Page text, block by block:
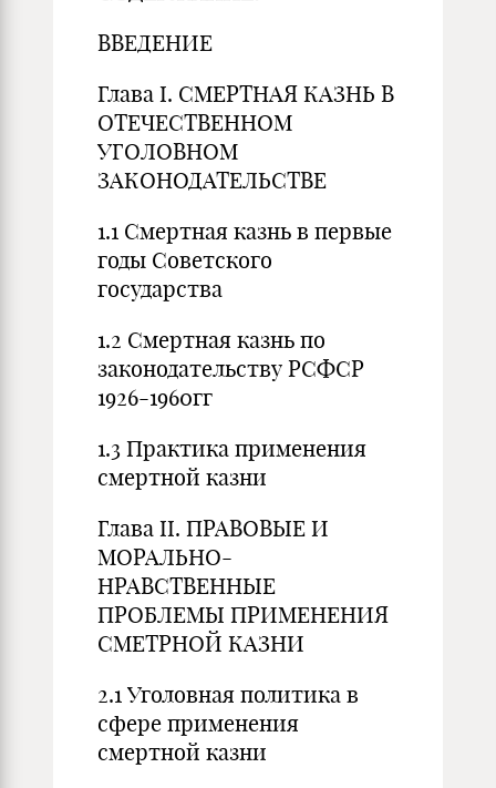
ВВЕДЕНИЕ
Глава I. СМЕРТНАЯ КАЗНЬ В
ОТЕЧЕСТВЕННОМ
УГОЛОВНОМ
ЗАКОНОДАТЕЛЬСТВЕ
1.1 Смертная казнь в первые
годы Советского
государства
1.2 Смертная казнь по
законодательству РСФСР
1926-1960гг
1.3 Практика применения
смертной казни
Глава II. ПРАВОВЫЕ И
МОРАЛЬНО-
НРАВСТВЕННЫЕ
ПРОБЛЕМЫ ПРИМЕНЕНИЯ
СМЕТРНОЙ КАЗНИ
2.1 Уголовная политика в
сфере применения
смертной казни